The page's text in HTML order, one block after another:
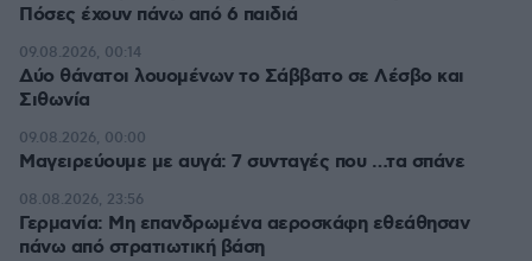
Πόσες έχουν πάνω από 6 παιδιά
Δύο θάνατοι λουομένων το Σάββατο σε Λέσβο και
Σιθωνία
09.08.2026, 00:14
Μαγειρεύουμε με αυγά: 7 συνταγές που …τα σπάνε
09.08.2026, 00:00
Γερμανία: Μη επανδρωμένα αεροσκάφη εθεάθησαν
πάνω από στρατιωτική βάση
08.08.2026, 23:56